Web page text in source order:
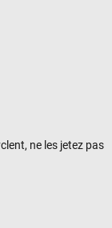
ne les jetez pas